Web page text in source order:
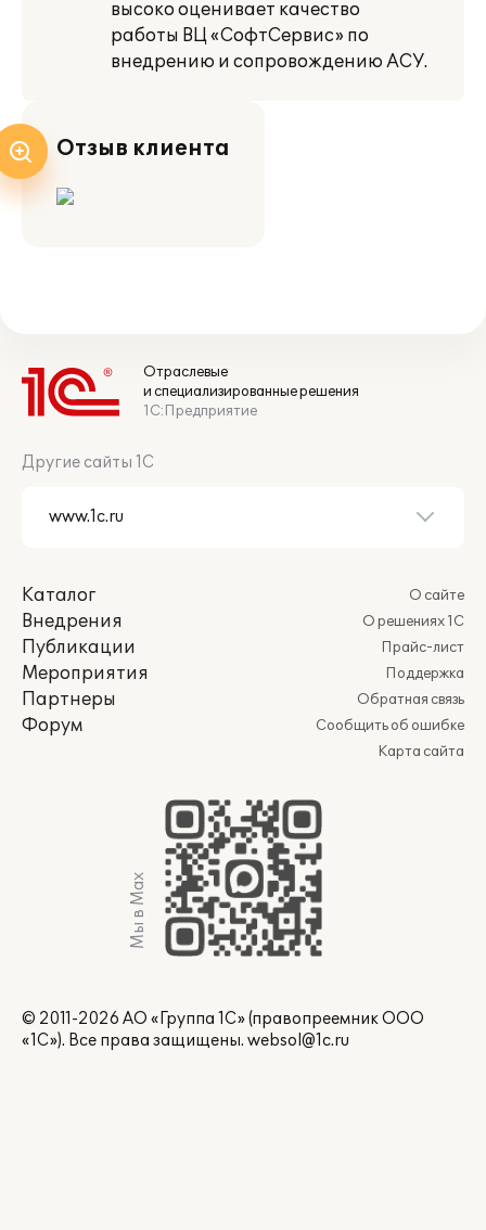
высоко оценивает качество
работы ВЦ «СофтСервис» по
внедрению и сопровождению АСУ.
Отзыв клиента
Отраслевые
и специализированные решения
1С:Предприятие
Другие сайты 1С
Каталог
Внедрения
Публикации
Мероприятия
Партнеры
Форум
О сайте
О решениях 1С
Прайс-лист
Поддержка
Обратная связь
Сообщить об ошибке
Карта сайта
Мы в Max
© 2011-2026 АО «Группа 1С» (правопреемник ООО
«1С»). Все права защищены. websol@1c.ru